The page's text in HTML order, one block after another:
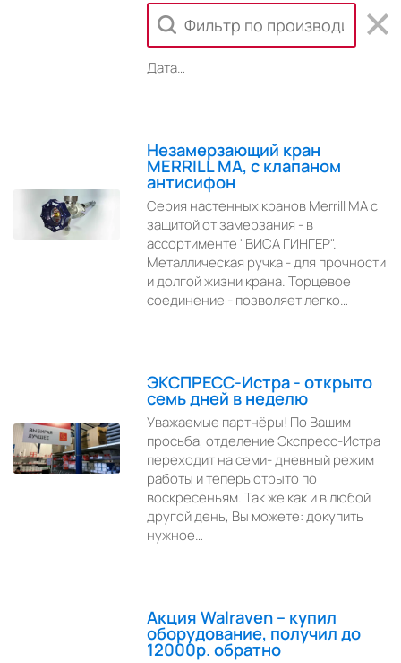
Дата…
Незамерзающий кран
MERRILL MA, с клапаном
антисифон
Серия настенных кранов Merrill MA c
защитой от замерзания - в
ассортименте "ВИСА ГИНГЕР".
Металлическая ручка - для прочности
и долгой жизни крана. Торцевое
соединение - позволяет легко…
ЭКСПРЕСС-Истра - открыто
семь дней в неделю
Уважаемые партнёры! По Вашим
просьба, отделение Экспресс-Истра
переходит на семи- дневный режим
работы и теперь отрыто по
воскресеньям. Так же как и в любой
другой день, Вы можете: докупить
нужное…
Акция Walraven – купил
оборудование, получил до
12000р. обратно